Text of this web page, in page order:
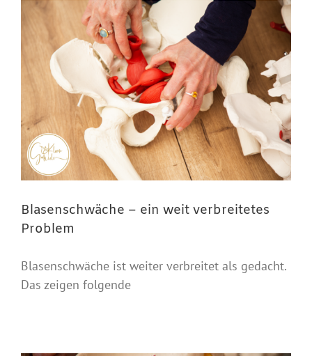
Blasenschwäche – ein weit verbreitetes
Problem
Blasenschwäche ist weiter verbreitet als gedacht.
Das zeigen folgende